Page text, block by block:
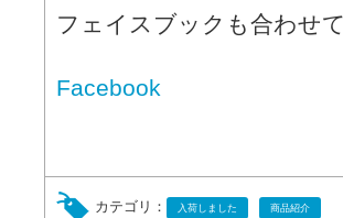
フェイスブックも合わせ
Facebook
カテゴリ： 入荷しました 商品紹介